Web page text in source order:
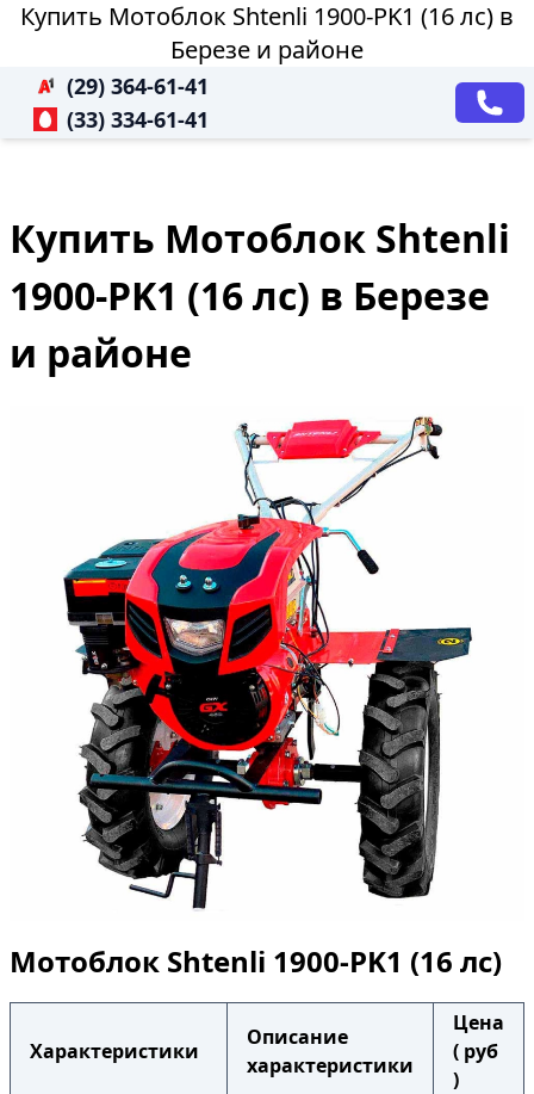
Купить Мотоблок Shtenli 1900-PK1 (16 лс) в
Березе и районе
(29) 364-61-41
(33) 334-61-41
Купить Мотоблок Shtenli
1900-PK1 (16 лс) в Березе
и районе
Мотоблок Shtenli 1900-PK1 (16 лс)
Характеристики
Описание
характеристики
Цена
( руб
)